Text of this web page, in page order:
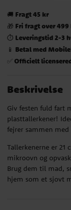
🚚 Fragt 45 kr
🎁 Fri fragt over 499
⏱️ Leveringstid 2-3
📱 Betal med
✅ Officielt
Beskrivelse
Giv festen fuld fart
plasttallerkener!
fejrer sammen med
Tallerkenerne er
mikroovn og
Brug dem til mad,
hjem som et sjovt